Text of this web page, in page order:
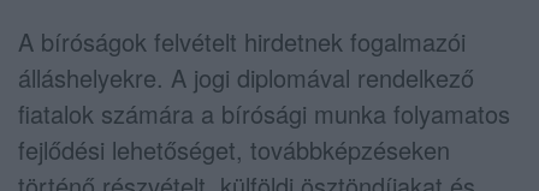
A bíróságok felvételt hirdetnek fogalmazói
álláshelyekre. A jogi diplomával rendelkező
fiatalok számára a bírósági munka folyamatos
fejlődési lehetőséget, továbbképzéseken